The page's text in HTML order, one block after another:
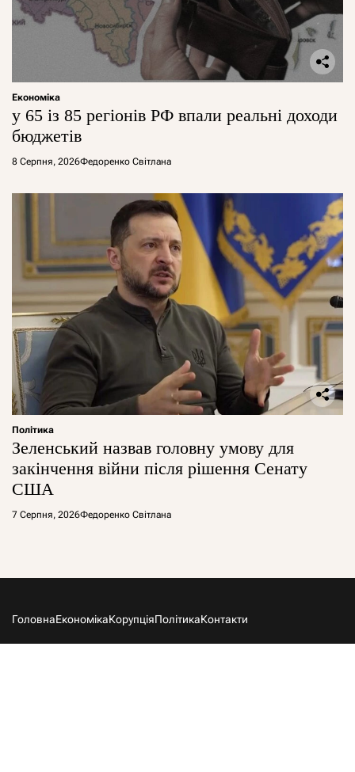
Економіка
у 65 із 85 регіонів РФ впали реальні доходи
бюджетів
8 Серпня, 2026Федоренко Світлана
Політика
Зеленський назвав головну умову для
закінчення війни після рішення Сенату
США
7 Серпня, 2026Федоренко Світлана
ГоловнаЕкономікаКорупціяПолітикаКонтакти